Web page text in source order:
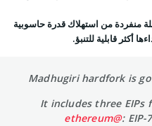
منفردة من استهلاك قدرة حاسوبية
أكثر قابلية للتنبؤ.
Madhugiri hardfork is
It includes three EIPs
@ethereum: EIP-